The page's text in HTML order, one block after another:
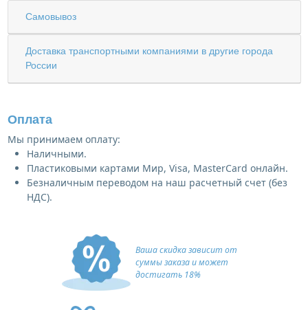
Самовывоз
Доставка транспортными компаниями в другие города
России
Оплата
Мы принимаем оплату:
Наличными.
Пластиковыми картами Мир, Visa, MasterCard онлайн.
Безналичным переводом на наш расчетный счет (без
НДС).
Ваша скидка зависит от
суммы заказа и может
достигать 18%